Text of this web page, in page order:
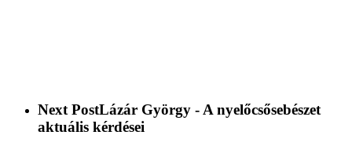
Next PostLázár György - A nyelőcsősebészet
aktuális kérdései